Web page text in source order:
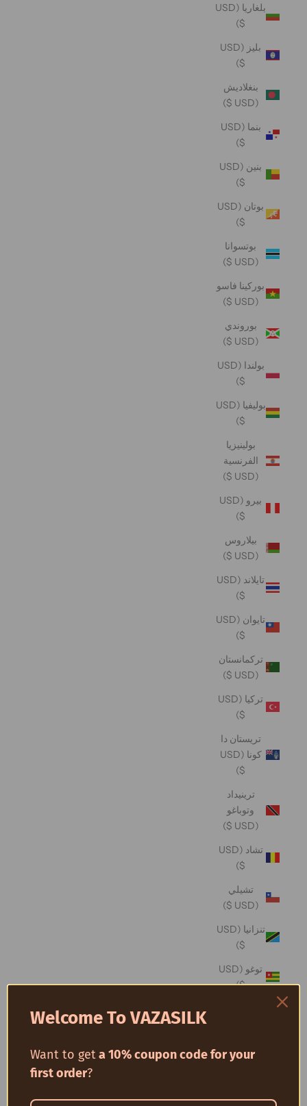
بلغاريا (USD
$)
بليز (USD
$)
بنغلاديش
(USD $)
بنما (USD
$)
بنين (USD
$)
بوتان (USD
$)
بوتسوانا
(USD $)
بوركينا فاسو
(USD $)
بوروندي
(USD $)
بولندا (USD
$)
بوليفيا (USD
$)
بولينيزيا
الفرنسية
(USD $)
بيرو (USD
$)
بيلاروس
(USD $)
تايلاند (USD
$)
تايوان (USD
$)
تركمانستان
(USD $)
تركيا (USD
$)
تريستان دا
كونا (USD
$)
ترينيداد
وتوباغو
(USD $)
تشاد (USD
$)
تشيلي
(USD $)
تنزانيا (USD
$)
توغو (USD
$)
توكيلو (USD
Welcome To VAZASILK
Want to geta 10% coupon code for your
first order?